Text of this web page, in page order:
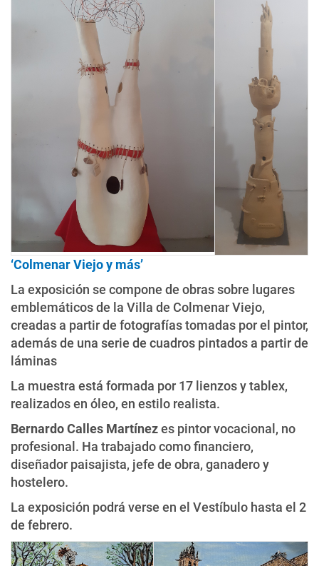
‘Colmenar Viejo y más’
La exposición se compone de obras sobre lugares
emblemáticos de la Villa de Colmenar Viejo,
creadas a partir de fotografías tomadas por el pintor,
además de una serie de cuadros pintados a partir de
láminas
La muestra está formada por 17 lienzos y tablex,
realizados en óleo, en estilo realista.
Bernardo Calles Martínezes pintor vocacional, no
profesional. Ha trabajado como financiero,
diseñador paisajista, jefe de obra, ganadero y
hostelero.
La exposición podrá verse en el Vestíbulo hasta el 2
de febrero.